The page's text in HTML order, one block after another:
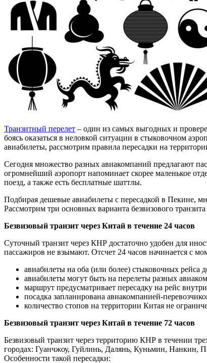
Транзитный перелет – один из самых выгодных и
боясь оказаться в неловкой ситуации в стыковочном
авиабилеты, рассмотрим правила пересадки на
Сегодня множество разных авиакомпаний предлагают
огромнейший аэропорт напоминает скорее маленькое
поезд, а также есть бесплатные шаттлы.
Подбирая дешевые авиабилеты с пересадкой в Пекине,
Рассмотрим три основных варианта безвизового
Безвизовый транзит через Китай в течение 24 часов
Суточный транзит через КНР достаточно удобен для
пассажиров не взымают. Отсчет 24 часов начинается с
авиабилеты на оба (или более) стыковочных
авиабилеты могут быть на перелеты разных
маршрут предусматривает пересадку на рейс
посадка запланирована авиакомпанией-
количество стопов на территории Китая не
Безвизовый транзит через Китай в течение 72 часов
Безвизовый транзит через территорию КНР в течении
городах: Гуанчжоу, Гуйлинь, Далянь, Куньмин,
Особенности такой пересадки: